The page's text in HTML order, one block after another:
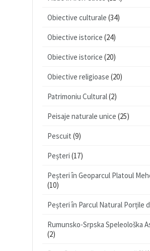
Obiective culturale (34)
Obiective istorice (24)
Obiective istorice (20)
Obiective religioase (20)
Patrimoniu Cultural(2)
Peisaje naturale unice (25)
Pescuit (9)
Peșteri (17)
Peșteri în Geoparcul Platoul
(10)
Peșteri în Parcul Natural Porțile
Rumunsko-Srpska Speleološka
(2)